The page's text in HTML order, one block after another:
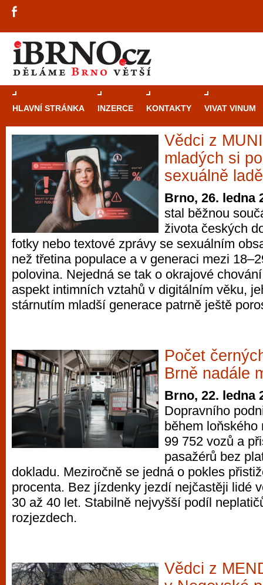
HLAVNÍ STRÁNKA INZERCE KONTAKTY VIVAT VINUM
Vědci z
mladých si
sexuálně
Brno, 26. ledna
stal běžnou
života českých
fotky nebo textové zprávy se sexuálním
než třetina populace a v generaci mezi
polovina. Nejedná se tak o okrajové
aspekt intimních vztahů v digitálním věku,
stárnutím mladší generace patrně ještě
Počet
Brně nadále
Brno, 22. ledna
Dopravního
během loňského
99 752 vozů a
pasažérů bez
dokladu. Meziročně se jedná o pokles
procenta. Bez jízdenky jezdí nejčastěji lidé
30 až 40 let. Stabilně nejvyšší podíl
rozjezdech.
Vědci z
Průvodce
Brně: Od
automaty
Brno je
zajímavé
restaurace,
Mimo jiné je ale také místem, kde si
vyzkoušet různé kasinové hry. V
metropoli naleznete širokou nabídku her
po moderní automaty jak pro pravidelné